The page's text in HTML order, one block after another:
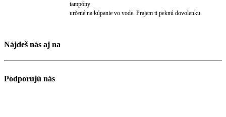
tampóny
určené na kúpanie vo vode. Prajem ti peknú dovolenku.
Nájdeš nás aj na
Podporujú nás